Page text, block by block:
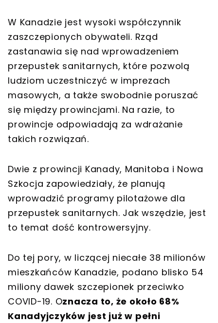
W Kanadzie jest wysoki współczynnik
zaszczepionych obywateli. Rząd
zastanawia się nad wprowadzeniem
przepustek sanitarnych, które pozwolą
ludziom uczestniczyć w imprezach
masowych, a także swobodnie poruszać
się między prowincjami. Na razie, to
prowincje odpowiadają za wdrażanie
takich rozwiązań.
Dwie z prowincji Kanady, Manitoba i Nowa
Szkocja zapowiedziały, że planują
wprowadzić programy pilotażowe dla
przepustek sanitarnych. Jak wszędzie, jest
to temat dość kontrowersyjny.
Do tej pory, w liczącej niecałe 38 milionów
mieszkańców Kanadzie, podano blisko 54
miliony dawek szczepionek przeciwko
COVID-19. Oznacza to, że około 68%
Kanadyjczyków jest już w pełni